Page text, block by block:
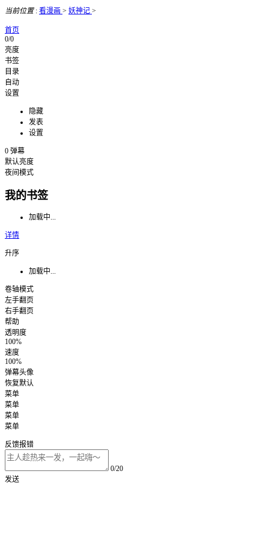
当前位置: 看漫画 > 妖神记 >
首页
0/0
亮度
书签
目录
自动
设置
隐藏
发表
设置
0 弹幕
默认亮度
夜间模式
我的书签
加载中...
详情
升序
加载中...
卷轴模式
左手翻页
右手翻页
帮助
透明度
100%
速度
100%
弹幕头像
恢复默认
菜单
菜单
菜单
菜单
反馈报错
0/20
发送